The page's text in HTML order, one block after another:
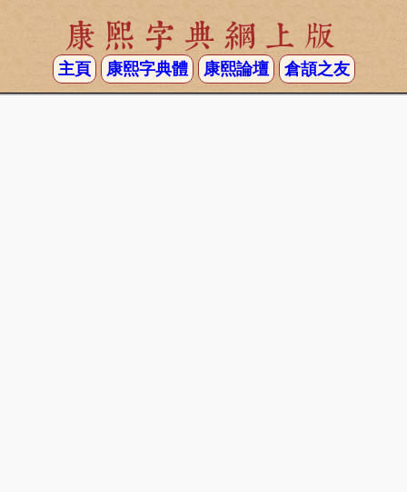
康熙字典網上版
主頁 康熙字典體 康熙論壇 倉頡之友